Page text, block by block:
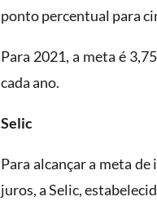
ponto percentual para
Para 2021, a meta é
cada ano.
Selic
Para alcançar a meta
juros, a Selic,